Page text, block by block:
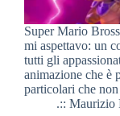
Super Mario
mi aspettavo: un
tutti gli
animazione che è
particolari che
.:: Maurizio